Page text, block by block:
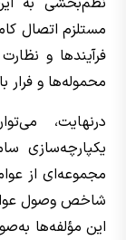
مستلزم اتصال
فرآیندها و
محموله‌ها و فرار
درنهایت،
یکپارچه‌سازی
مجموعه‌ای از
شاخص وصول
این مؤلفه‌ها